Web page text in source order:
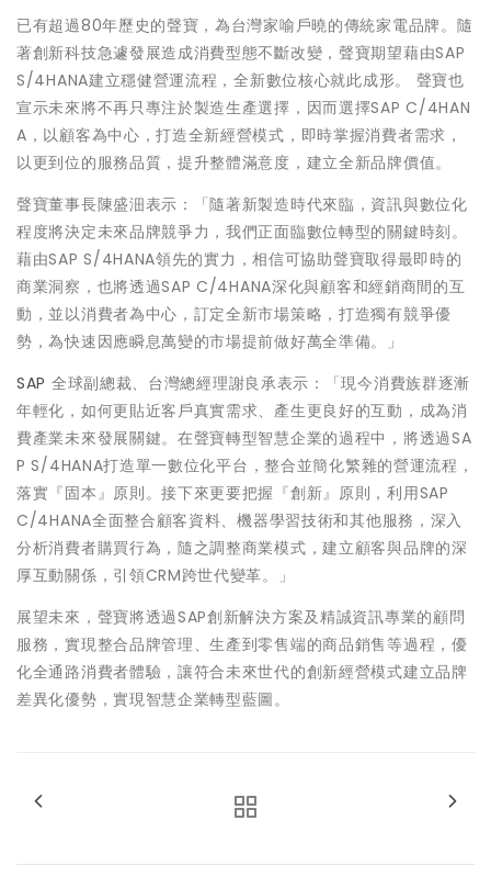
已有超過80年歷史的聲寶，為台灣家喻戶曉的傳統家電品牌。隨
著創新科技急遽發展造成消費型態不斷改變，聲寶期望藉由SAP
S/4HANA建立穩健營運流程，全新數位核心就此成形。 聲寶也
宣示未來將不再只專注於製造生產選擇，因而選擇SAP C/4HAN
A，以顧客為中心，打造全新經營模式，即時掌握消費者需求，
以更到位的服務品質，提升整體滿意度，建立全新品牌價值。
聲寶董事長陳盛沺表示：「隨著新製造時代來臨，資訊與數位化
程度將決定未來品牌競爭力，我們正面臨數位轉型的關鍵時刻。
藉由SAP S/4HANA領先的實力，相信可協助聲寶取得最即時的
商業洞察，也將透過SAP C/4HANA深化與顧客和經銷商間的互
動，並以消費者為中心，訂定全新市場策略，打造獨有競爭優
勢，為快速因應瞬息萬變的市場提前做好萬全準備。」
SAP 全球副總裁、台灣總經理謝良承表示：「現今消費族群逐漸
年輕化，如何更貼近客戶真實需求、產生更良好的互動，成為消
費產業未來發展關鍵。在聲寶轉型智慧企業的過程中，將透過SA
P S/4HANA打造單一數位化平台，整合並簡化繁雜的營運流程，
落實『固本』原則。接下來更要把握『創新』原則，利用SAP
C/4HANA全面整合顧客資料、機器學習技術和其他服務，深入
分析消費者購買行為，隨之調整商業模式，建立顧客與品牌的深
厚互動關係，引領CRM跨世代變革。」
展望未來，聲寶將透過SAP創新解決方案及精誠資訊專業的顧問
服務，實現整合品牌管理、生產到零售端的商品銷售等過程，優
化全通路消費者體驗，讓符合未來世代的創新經營模式建立品牌
差異化優勢，實現智慧企業轉型藍圖。